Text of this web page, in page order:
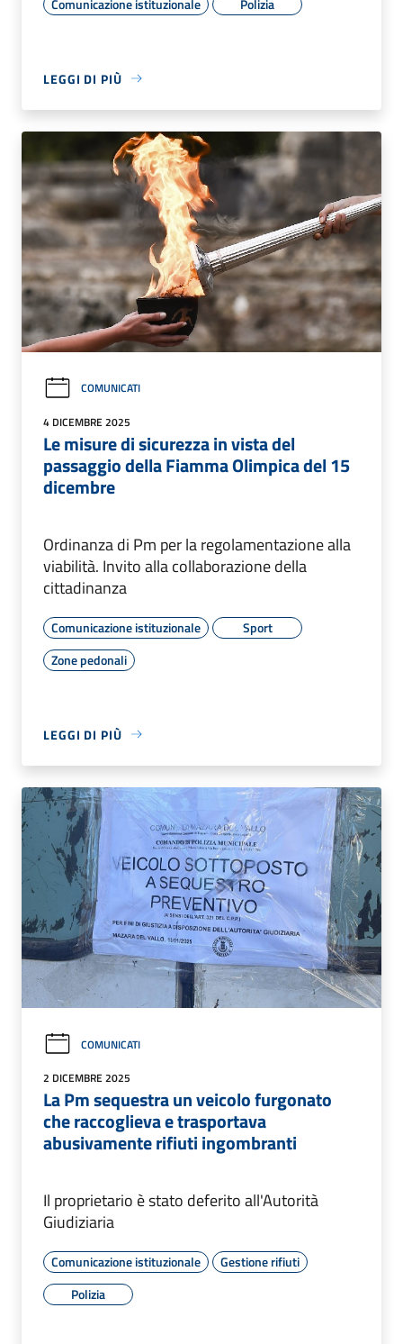
Comunicazione istituzionale Polizia
LEGGI DI PIÙ
COMUNICATI
4 DICEMBRE 2025
Le misure di sicurezza in vista del
passaggio della Fiamma Olimpica del 15
dicembre
Ordinanza di Pm per la regolamentazione alla
viabilità. Invito alla collaborazione della
cittadinanza
Comunicazione istituzionale
Sport
Zone pedonali
LEGGI DI PIÙ
COMUNICATI
2 DICEMBRE 2025
La Pm sequestra un veicolo furgonato
che raccoglieva e trasportava
abusivamente rifiuti ingombranti
Il proprietario è stato deferito all'Autorità
Giudiziaria
Comunicazione istituzionale
Gestione rifiuti
Polizia